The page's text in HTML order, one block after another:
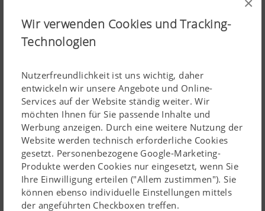
Wir verwenden Cookies und Tracking-
Technologien
Nutzerfreundlichkeit ist uns wichtig, daher
entwickeln wir unsere Angebote und Online-
Services auf der Website ständig weiter. Wir
möchten Ihnen für Sie passende Inhalte und
Werbung anzeigen. Durch eine weitere Nutzung der
Website werden technisch erforderliche Cookies
gesetzt. Personenbezogene Google-Marketing-
Produkte werden Cookies nur eingesetzt, wenn Sie
Ihre Einwilligung erteilen ("Allem zustimmen"). Sie
können ebenso individuelle Einstellungen mittels
der angeführten Checkboxen treffen.
LIFTMATIC PLUS – raffinierte Aushubkinematik
Unsere HIT Großflächenzetter beeindrucken durch die
außergewöhnliche Aushebetechnik – LIFTMATIC PLUS.
Die Kreisel werden vor dem Hochheben über eine
Kulissenführung zuerst waagrecht gestellt. So können die
Zinken nicht am Boden kratzen, wodurch
Futterverschmutzung effizient vermieden wird.
Einzigartige Vorgewendeposition
In der Vorgewendeposition überzeugen die HIT